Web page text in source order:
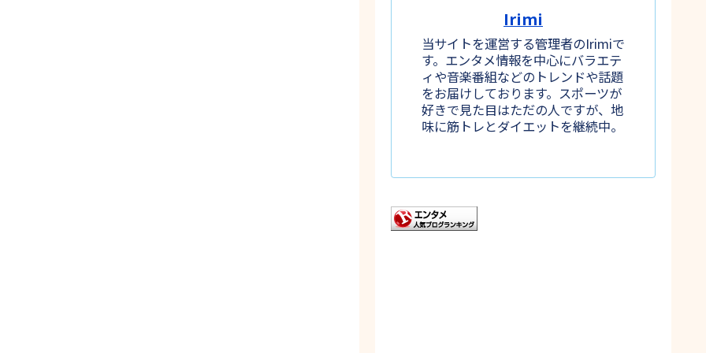
Irimi
当サイトを運営する管理者のIrimiで
す。エンタメ情報を中心にバラエテ
ィや音楽番組などのトレンドや話題
をお届けしております。スポーツが
好きで見た目はただの人ですが、地
味に筋トレとダイエットを継続中。